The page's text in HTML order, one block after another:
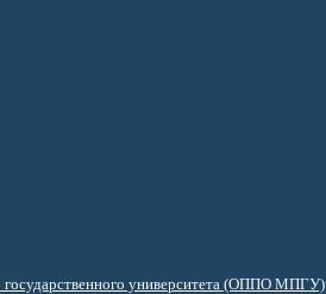
государственного университета (ОППО МПГУ)